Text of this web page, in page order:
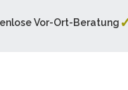
Vor-Ort-Beratung